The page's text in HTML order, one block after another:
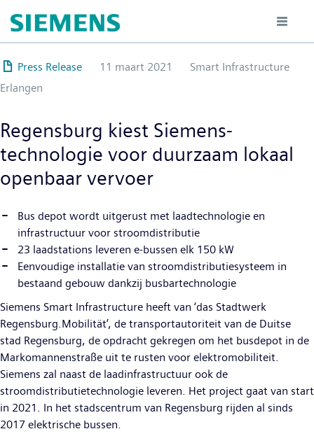
en
naar
de
inhoud
gaan
Press Release 11 maart 2021
Smart Infrastructure
Erlangen
Regensburg kiest Siemens-
technologie voor duurzaam lokaal
openbaar vervoer
Bus depot wordt uitgerust met laadtechnologie en
infrastructuur voor stroomdistributie
23 laadstations leveren e-bussen elk 150 kW
Eenvoudige installatie van stroomdistributiesysteem in
bestaand gebouw dankzij busbartechnologie
Siemens Smart Infrastructure heeft van ‘das Stadtwerk
Regensburg.Mobilität’, de transportautoriteit van de Duitse
stad Regensburg, de opdracht gekregen om het busdepot in de
Markomannenstraße uit te rusten voor elektromobiliteit.
Siemens zal naast de laadinfrastructuur ook de
stroomdistributietechnologie leveren. Het project gaat van start
in 2021. In het stadscentrum van Regensburg rijden al sinds
2017 elektrische bussen.